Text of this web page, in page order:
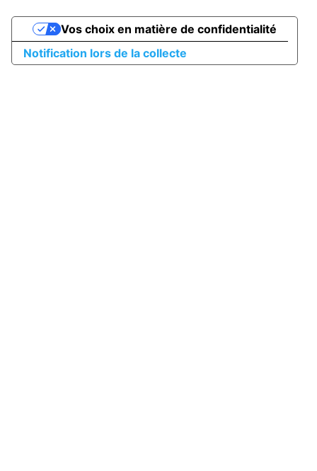
Notification lors de la collecte
Vos choix en matière de confidentialité